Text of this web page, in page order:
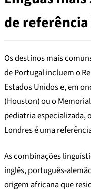
de
Os destinos mais
de Portugal incluem o
Estados Unidos e, em
(Houston) ou o
pediatria especializada,
Londres é uma
As combinações
inglês, português-
origem africana que